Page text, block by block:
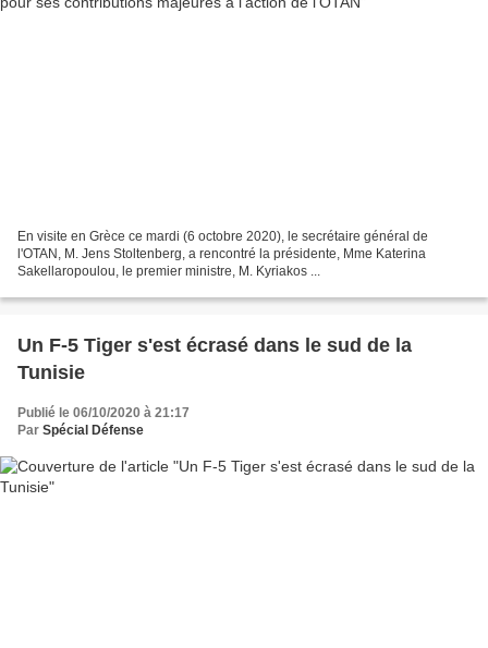
En visite en Grèce ce mardi (6 octobre 2020), le secrétaire général de
l'OTAN, M. Jens Stoltenberg, a rencontré la présidente, Mme Katerina
Sakellaropoulou, le premier ministre, M. Kyriakos ...
Un F-5 Tiger s'est écrasé dans le sud de la
Tunisie
Publié le 06/10/2020 à 21:17
Par Spécial Défense